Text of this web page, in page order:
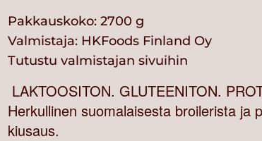
Pakkauskoko: 2700 g
Valmistaja: HKFoods Finland Oy
Tutustu valmistajan sivuihin
LAKTOOSITON. GLUTEENITON.
Herkullinen suomalaisesta broilerista ja
kiusaus.